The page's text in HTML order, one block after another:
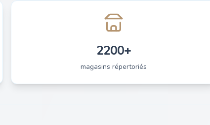
2200+
magasins répertoriés